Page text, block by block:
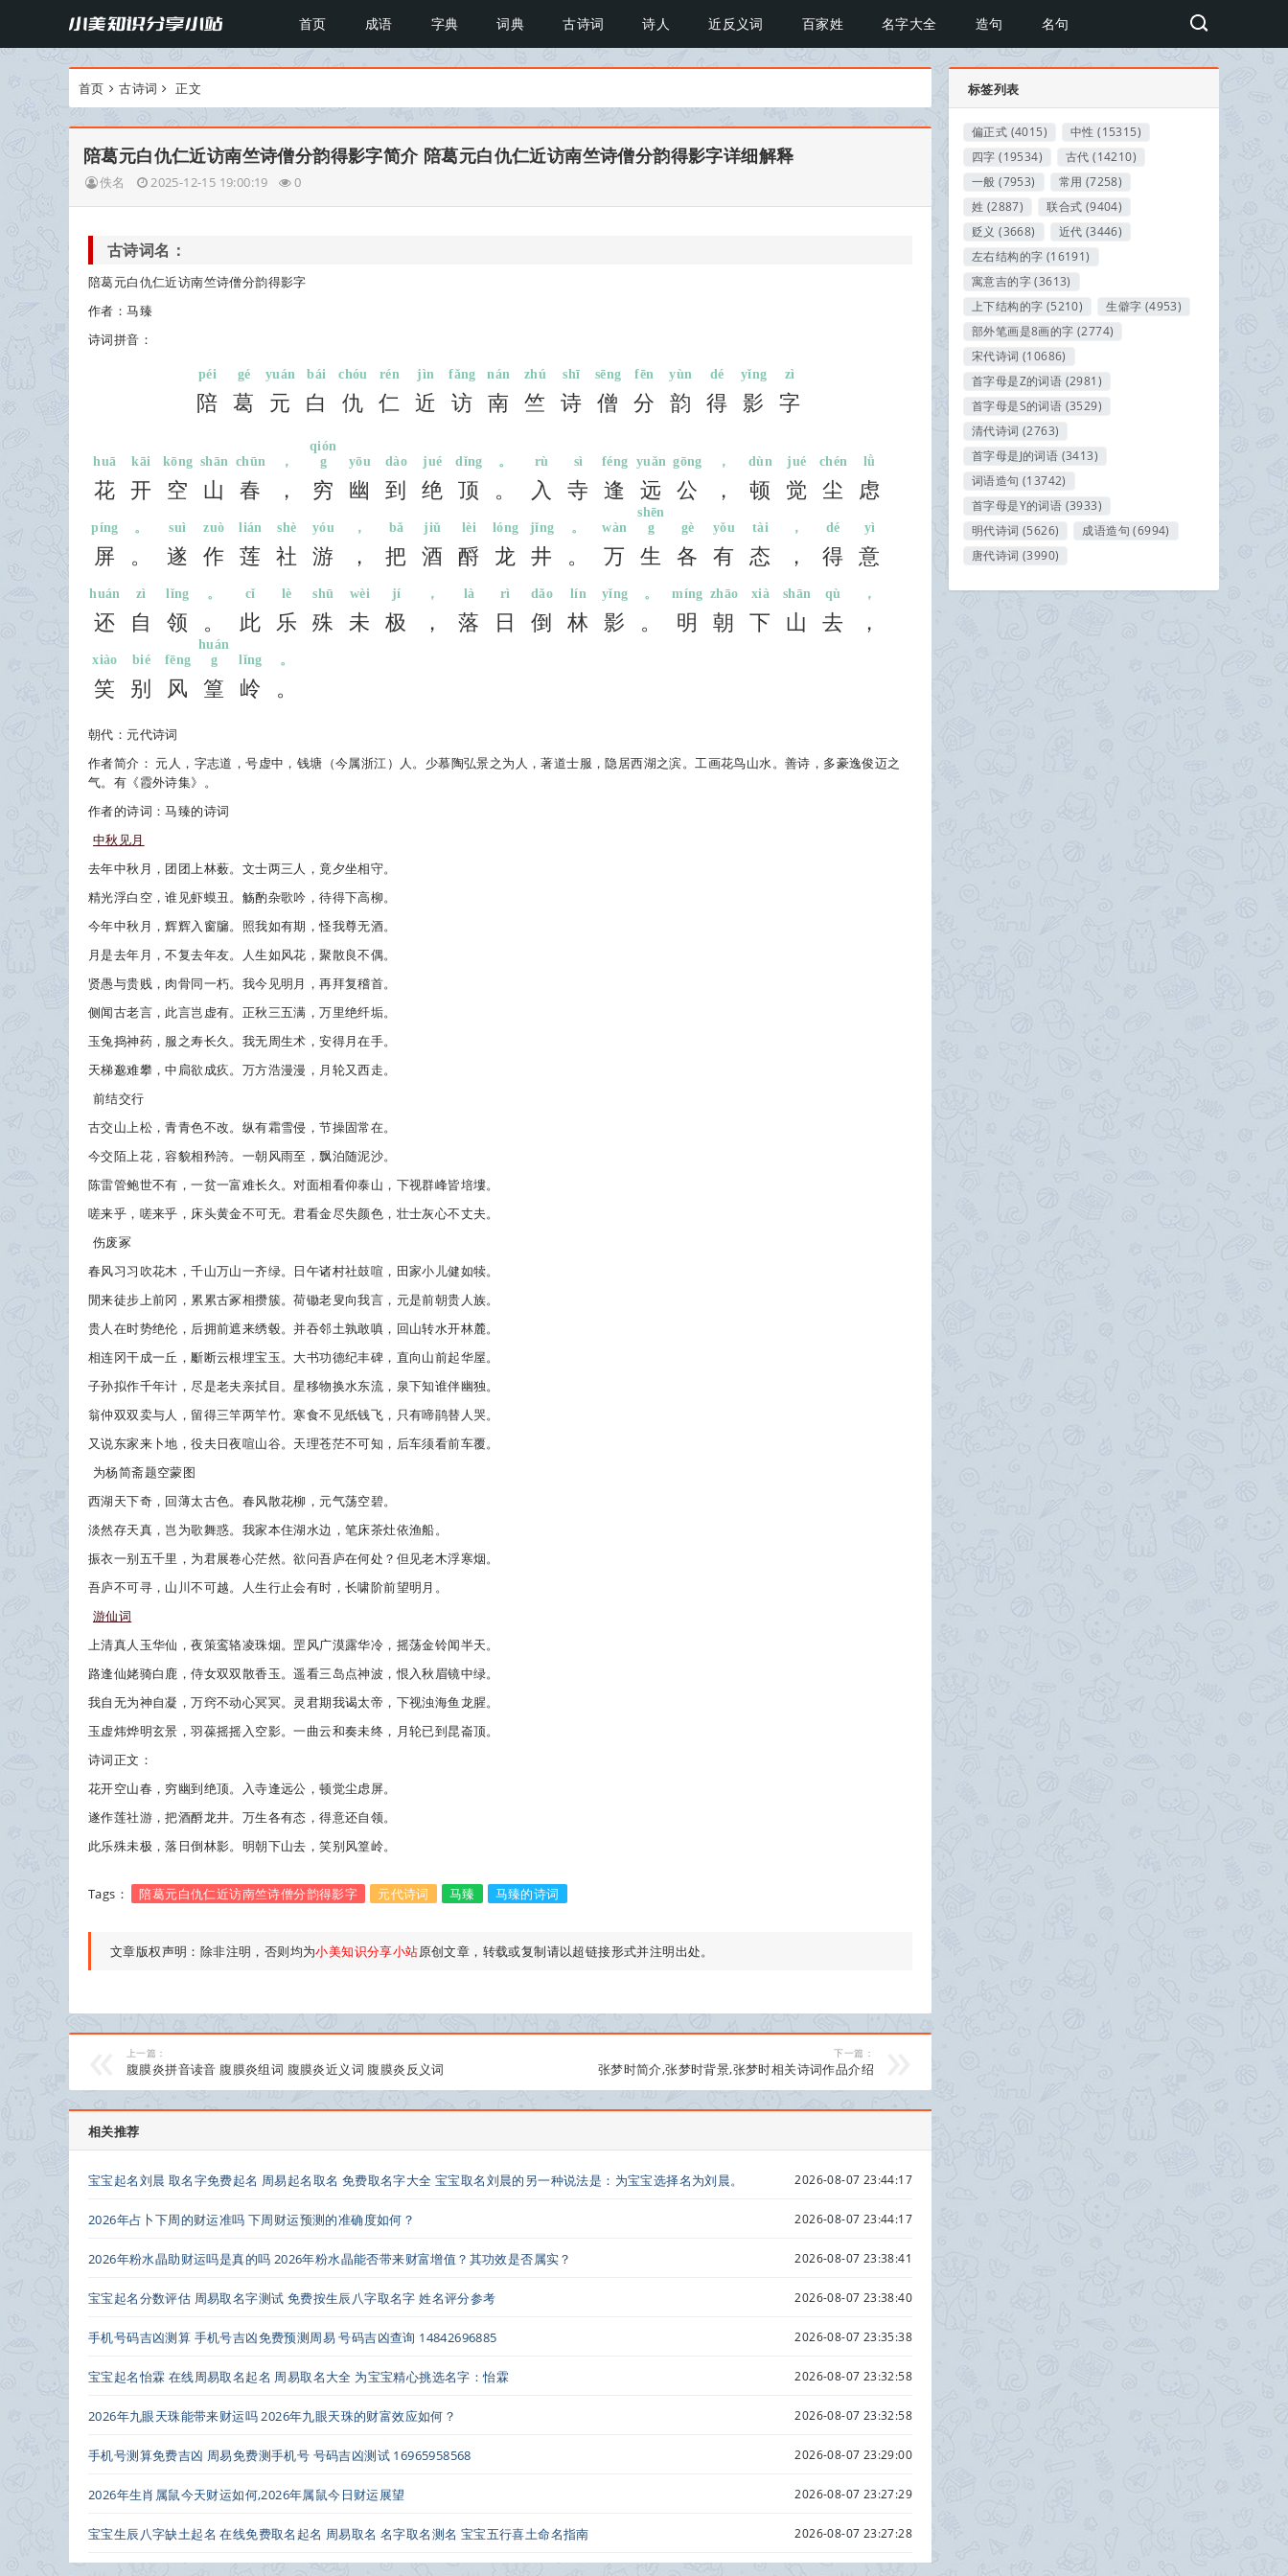
首页 成语 字典 词典 古诗词 诗人 近反义词 百家姓 名字大全 造句 名句
首页 古诗词 正文
陪葛元白仇仁近访南竺诗僧分韵得影字简介 陪葛元白仇仁近访南竺诗僧分韵得影字详细解释
佚名 2025-12-15 19:00:19 0
古诗词名：
陪葛元白仇仁近访南竺诗僧分韵得影字
作者：马臻
诗词拼音：
陪
péi
葛
gé
元
yuán
白
bái
仇
chóu
仁
rén
近
jìn
访
fǎng
南
nán
竺
zhú
诗
shī
僧
sēng
分
fēn
韵
yùn
得
dé
影
yǐng
字
zì
花
huā
开
kāi
空
kōng
山
shān
春
chūn
，
，
穷
qión
g
幽
yōu
到
dào
绝
jué
顶
dǐng
。
。
入
rù
寺
sì
逢
féng
远
yuǎn
公
gōng
，
，
顿
dùn
觉
jué
尘
chén
虑
lǜ
屏
píng
。
。
遂
suì
作
zuò
莲
lián
社
shè
游
yóu
，
，
把
bǎ
酒
jiǔ
酹
lèi
龙
lóng
井
jǐng
。
。
万
wàn
生
shēn
g
各
gè
有
yǒu
态
tài
，
，
得
dé
意
yì
还
huán
自
zì
领
lǐng
。
。
此
cǐ
乐
lè
殊
shū
未
wèi
极
jí
，
，
落
là
日
rì
倒
dǎo
林
lín
影
yǐng
。
。
明
míng
朝
zhāo
下
xià
山
shān
去
qù
，
，
笑
xiào
别
bié
风
fēng
篁
huán
g
岭
lǐng
。
。
朝代：元代诗词
作者简介： 元人，字志道，号虚中，钱塘（今属浙江）人。少慕陶弘景之为人，著道士服，隐居西湖之滨。工画花鸟山水。善诗，多豪逸俊迈之
气。有《霞外诗集》。
作者的诗词：马臻的诗词
中秋见月
去年中秋月，团团上林薮。文士两三人，竟夕坐相守。
精光浮白空，谁见虾蟆丑。觞酌杂歌吟，待得下高柳。
今年中秋月，辉辉入窗牖。照我如有期，怪我尊无酒。
月是去年月，不复去年友。人生如风花，聚散良不偶。
贤愚与贵贱，肉骨同一朽。我今见明月，再拜复稽首。
侧闻古老言，此言岂虚有。正秋三五满，万里绝纤垢。
玉兔捣神药，服之寿长久。我无周生术，安得月在手。
天梯邈难攀，中扃欲成疚。万方浩漫漫，月轮又西走。
前结交行
古交山上松，青青色不改。纵有霜雪侵，节操固常在。
今交陌上花，容貌相矜誇。一朝风雨至，飘泊随泥沙。
陈雷管鲍世不有，一贫一富难长久。对面相看仰泰山，下视群峰皆培塿。
嗟来乎，嗟来乎，床头黄金不可无。君看金尽失颜色，壮士灰心不丈夫。
伤废冢
春风习习吹花木，千山万山一齐绿。日午诸村社鼓喧，田家小儿健如犊。
閒来徒步上前冈，累累古冢相攒簇。荷锄老叟向我言，元是前朝贵人族。
贵人在时势绝伦，后拥前遮来绣毂。并吞邻土孰敢嗔，回山转水开林麓。
相连冈干成一丘，斸断云根埋宝玉。大书功德纪丰碑，直向山前起华屋。
子孙拟作千年计，尽是老夫亲拭目。星移物换水东流，泉下知谁伴幽独。
翁仲双双卖与人，留得三竿两竿竹。寒食不见纸钱飞，只有啼鹃替人哭。
又说东家来卜地，役夫日夜喧山谷。天理苍茫不可知，后车须看前车覆。
为杨简斋题空蒙图
西湖天下奇，回薄太古色。春风散花柳，元气荡空碧。
淡然存天真，岂为歌舞惑。我家本住湖水边，笔床茶灶依渔船。
振衣一别五千里，为君展卷心茫然。欲问吾庐在何处？但见老木浮寒烟。
吾庐不可寻，山川不可越。人生行止会有时，长啸阶前望明月。
游仙词
上清真人玉华仙，夜策鸾辂凌珠烟。罡风广漠露华冷，摇荡金铃闻半天。
路逢仙姥骑白鹿，侍女双双散香玉。遥看三岛点神波，恨入秋眉镜中绿。
我自无为神自凝，万窍不动心冥冥。灵君期我谒太帝，下视浊海鱼龙腥。
玉虚炜烨明玄景，羽葆摇摇入空影。一曲云和奏未终，月轮已到昆崙顶。
诗词正文：
花开空山春，穷幽到绝顶。入寺逢远公，顿觉尘虑屏。
遂作莲社游，把酒酹龙井。万生各有态，得意还自领。
此乐殊未极，落日倒林影。明朝下山去，笑别风篁岭。
Tags： 陪葛元白仇仁近访南竺诗僧分韵得影字 元代诗词 马臻 马臻的诗词
文章版权声明：除非注明，否则均为小美知识分享小站原创文章，转载或复制请以超链接形式并注明出处。
上一篇：
腹膜炎拼音读音 腹膜炎组词 腹膜炎近义词 腹膜炎反义词
下一篇：
张梦时简介,张梦时背景,张梦时相关诗词作品介绍
相关推荐
宝宝起名刘晨 取名字免费起名 周易起名取名 免费取名字大全 宝宝取名刘晨的另一种说法是：为宝宝选择名为刘晨。 2026-08-07 23:44:17
2026年占卜下周的财运准吗 下周财运预测的准确度如何？ 2026-08-07 23:44:17
2026年粉水晶助财运吗是真的吗 2026年粉水晶能否带来财富增值？其功效是否属实？ 2026-08-07 23:38:41
宝宝起名分数评估 周易取名字测试 免费按生辰八字取名字 姓名评分参考 2026-08-07 23:38:40
手机号码吉凶测算 手机号吉凶免费预测周易 号码吉凶查询 14842696885 2026-08-07 23:35:38
宝宝起名怡霖 在线周易取名起名 周易取名大全 为宝宝精心挑选名字：怡霖 2026-08-07 23:32:58
2026年九眼天珠能带来财运吗 2026年九眼天珠的财富效应如何？ 2026-08-07 23:32:58
手机号测算免费吉凶 周易免费测手机号 号码吉凶测试 16965958568 2026-08-07 23:29:00
2026年生肖属鼠今天财运如何,2026年属鼠今日财运展望 2026-08-07 23:27:29
宝宝生辰八字缺土起名 在线免费取名起名 周易取名 名字取名测名 宝宝五行喜土命名指南 2026-08-07 23:27:28
标签列表
偏正式 (4015) 中性 (15315)
四字 (19534) 古代 (14210)
一般 (7953) 常用 (7258)
姓 (2887) 联合式 (9404)
贬义 (3668) 近代 (3446)
左右结构的字 (16191)
寓意吉的字(3613)
上下结构的字 (5210) 生僻字 (4953)
部外笔画是8画的字 (2774)
宋代诗词 (10686)
首字母是Z的词语 (2981)
首字母是S的词语 (3529)
清代诗词 (2763)
首字母是J的词语 (3413)
词语造句 (13742)
首字母是Y的词语 (3933)
明代诗词 (5626) 成语造句 (6994)
唐代诗词 (3990)